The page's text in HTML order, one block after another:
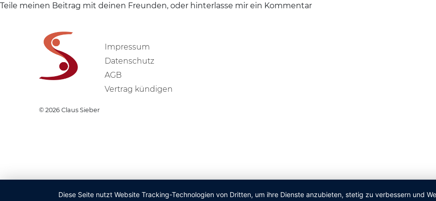
Teile meinen Beitrag mit deinen Freunden, oder hinterlasse mir ein Kommentar
Impressum
Datenschutz
AGB
Vertrag kündigen
© 2026 Claus Sieber
Diese Seite nutzt Website Tracking-Technologien von Dritten, um ihre Dienste anzubieten, stetig zu verbessern und